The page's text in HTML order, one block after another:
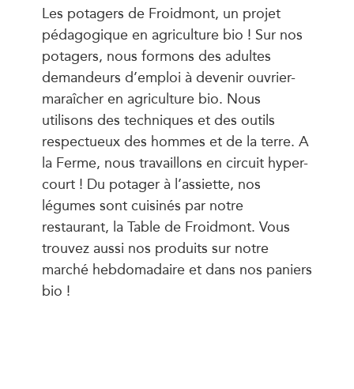
Les potagers de Froidmont, un projet
pédagogique en agriculture bio ! Sur nos
potagers, nous formons des adultes
demandeurs d’emploi à devenir ouvrier-
maraîcher en agriculture bio. Nous
utilisons des techniques et des outils
respectueux des hommes et de la terre. A
la Ferme, nous travaillons en circuit hyper-
court ! Du potager à l’assiette, nos
légumes sont cuisinés par notre
restaurant, la Table de Froidmont. Vous
trouvez aussi nos produits sur notre
marché hebdomadaire et dans nos paniers
bio !